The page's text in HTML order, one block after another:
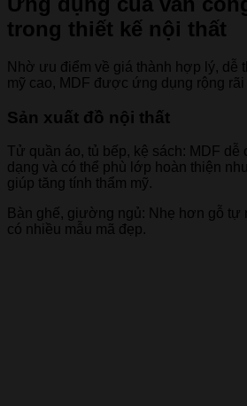
trong thiết kế nội thất
Nhờ ưu điểm về giá thành hợp lý, dễ
mỹ cao, MDF được ứng dụng rộng rãi
Sản xuất đồ nội thất
Tử quần áo, tủ bếp, kệ sách: MDF dễ
dạng và có thể phù lớp hoàn thiện
giúp tăng tính thẩm mỹ.
Bàn ghế, giường ngủ: Nhẹ hơn gỗ tự
có nhiều mẫu mã đẹp.